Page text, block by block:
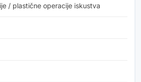
/ plastične operacije iskustva